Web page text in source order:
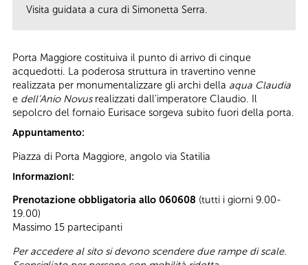
Visita guidata a cura di Simonetta Serra.
Porta Maggiore costituiva il punto di arrivo di cinque
acquedotti. La poderosa struttura in travertino venne
realizzata per monumentalizzare gli archi della aqua Claudia
e dell’Anio Novusrealizzati dall’imperatore Claudio. Il
sepolcro del fornaio Eurisace sorgeva subito fuori della porta.
Appuntamento:
Piazza di Porta Maggiore, angolo via Statilia
Informazioni:
Prenotazione obbligatoria allo 060608 (tutti i giorni 9.00-
19.00)
Massimo 15 partecipanti
Per accedere al sito si devono scendere due rampe di scale.